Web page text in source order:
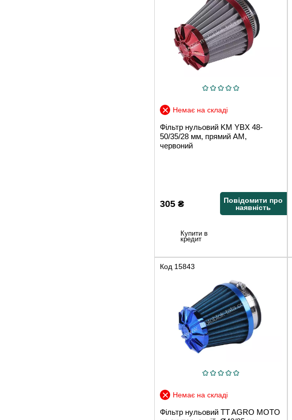
Немає на складі
Фільтр нульовий KM YBX 48-
50/35/28 мм, прямий АМ,
червоний
305 ₴
Повідомити про
наявність
Купити в
кредит
Код 15843
Немає на складі
Фільтр нульовий TT AGRO MOTO